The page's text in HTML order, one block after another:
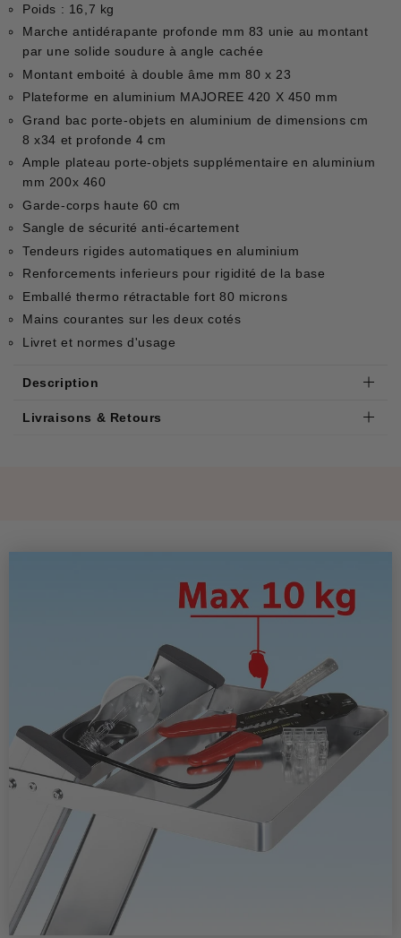
Poids : 16,7 kg
Marche antidérapante profonde mm 83 unie au montant
par une solide soudure à angle cachée
Montant emboité à double âme mm 80 x 23
Plateforme en aluminium MAJOREE 420 X 450 mm
Grand bac porte-objets en aluminium de dimensions cm
8 x34 et profonde 4 cm
Ample plateau porte-objets supplémentaire en aluminium
mm 200x 460
Garde-corps haute 60 cm
Sangle de sécurité anti-écartement
Tendeurs rigides automatiques en aluminium
Renforcements inferieurs pour rigidité de la base
Emballé thermo rétractable fort 80 microns
Mains courantes sur les deux cotés
Livret et normes d'usage
Description
Livraisons & Retours